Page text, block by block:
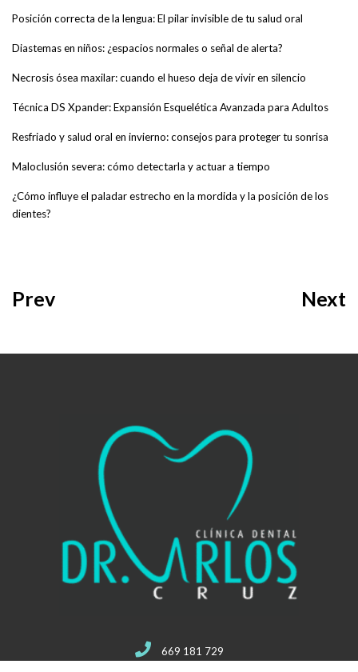
Posición correcta de la lengua: El pilar invisible de tu salud oral
Diastemas en niños: ¿espacios normales o señal de alerta?
Necrosis ósea maxilar: cuando el hueso deja de vivir en silencio
Técnica DS Xpander: Expansión Esquelética Avanzada para Adultos
Resfriado y salud oral en invierno: consejos para proteger tu sonrisa
Maloclusión severa: cómo detectarla y actuar a tiempo
¿Cómo influye el paladar estrecho en la mordida y la posición de los
dientes?
Prev Next
669 181 729